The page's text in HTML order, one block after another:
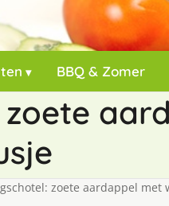
BBQ & Zomer
zoete
zoete aardappel